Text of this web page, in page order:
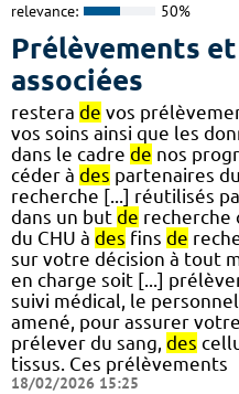
relevance: 50%
Prélèvements
associées
restera de vos
vos soins ainsi que les
dans le cadre de nos
céder à des partenaires
recherche [...] réutilisés
dans un but de recherche
du CHU à des fins de
sur votre décision à tout
en charge soit [...]
suivi médical, le
amené, pour assurer votre
prélever du sang, des
tissus. Ces prélèvements
18/02/2026 15:25